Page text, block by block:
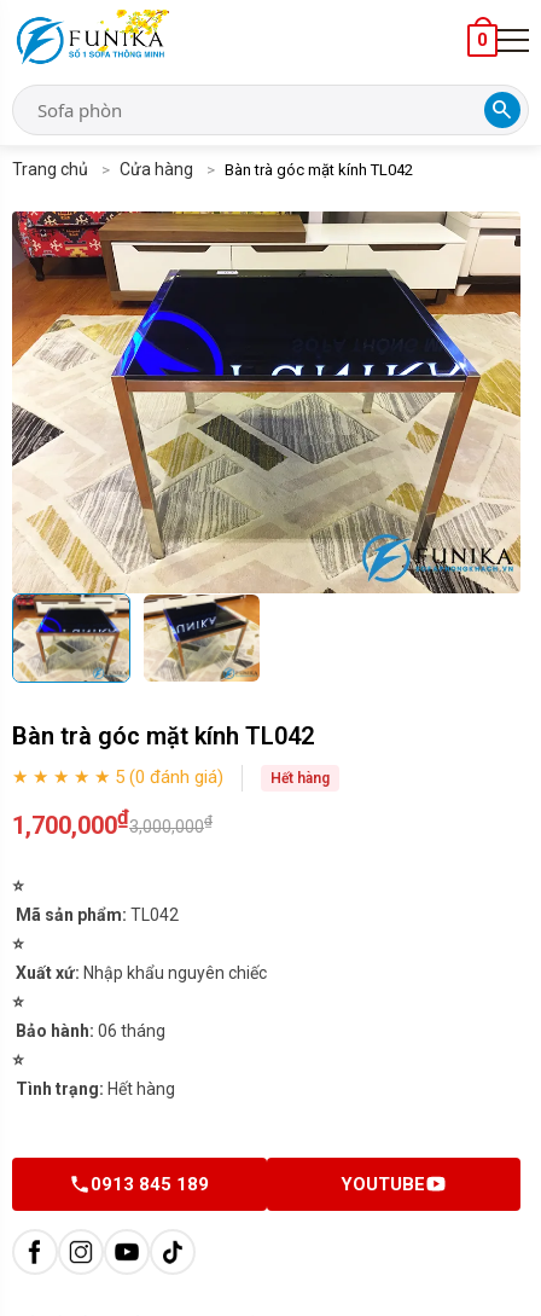
search
0
Trang chủ Cửa hàng Bàn trà góc mặt kính TL042
Bàn trà góc mặt kính TL042
★ ★ ★ ★ ★ 5 (0 đánh giá) Hết hàng
1,700,000₫3,000,000₫
⭐
Mã sản phẩm: TL042
⭐
Xuất xứ: Nhập khẩu nguyên chiếc
⭐
Bảo hành: 06 tháng
⭐
Tình trạng: Hết hàng
0913 845 189 YOUTUBE